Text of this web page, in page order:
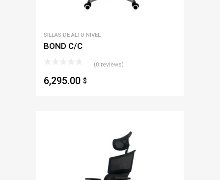
SILLAS DE ALTO NIVEL
BOND C/C
(0 reviews)
6,295.00 $